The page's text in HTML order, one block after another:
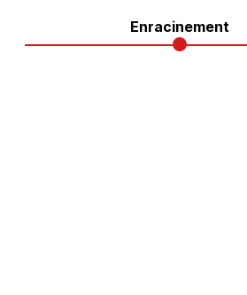
Enracinement